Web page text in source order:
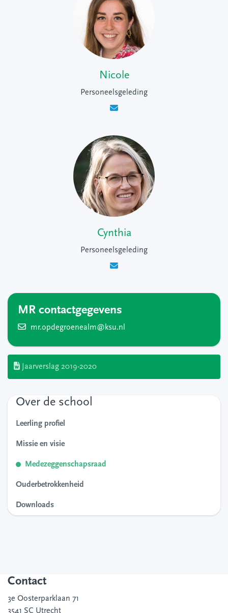
Nicole
Personeelsgeleding
Cynthia
Personeelsgeleding
MR contactgegevens
mr.opdegroenealm@ksu.nl
Jaarverslag 2019-2020
Over de school
Leerling profiel
Missie en visie
Medezeggenschapsraad
Ouderbetrokkenheid
Downloads
Contact
3e Oosterparklaan 71
3541 SC Utrecht